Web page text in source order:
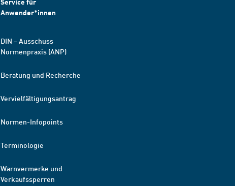
Service für
Anwender*innen
DIN – Ausschuss
Normenpraxis (ANP)
Beratung und Recherche
Vervielfältigungsantrag
Normen-Infopoints
Terminologie
Warnvermerke und
Verkaufssperren